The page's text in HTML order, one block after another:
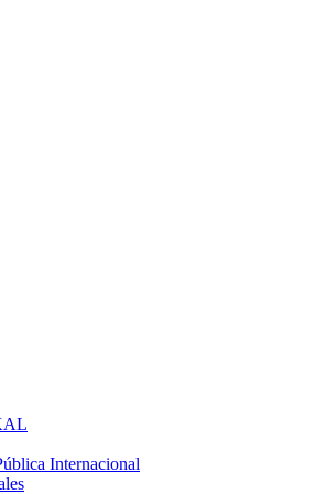
Internacional